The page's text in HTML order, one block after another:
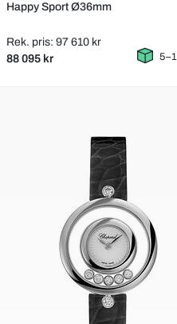
Happy Sport Ø36mm
Rek. pris: 97 610 kr
88 095 kr